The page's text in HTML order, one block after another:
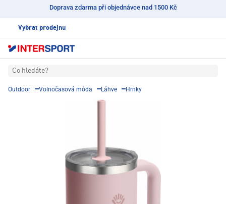
Doprava zdarma při objednávce nad 1500 Kč
Vybrat prodejnu
Co hledáte?
Outdoor Volnočasová móda Láhve Hrnky